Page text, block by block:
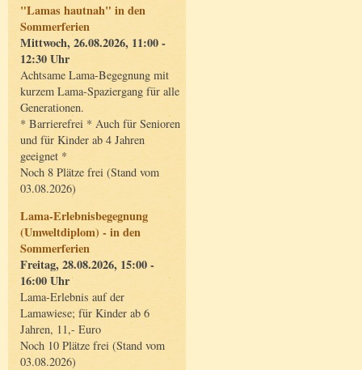
"Lamas hautnah" in den
Sommerferien
Mittwoch, 26.08.2026, 11:00 -
12:30 Uhr
Achtsame Lama-Begegnung mit
kurzem Lama-Spaziergang für alle
Generationen.
* Barrierefrei * Auch für Senioren
und für Kinder ab 4 Jahren
geeignet *
Noch 8 Plätze frei (Stand vom
03.08.2026)
Lama-Erlebnisbegegnung
(Umweltdiplom) - in den
Sommerferien
Freitag, 28.08.2026, 15:00 -
16:00 Uhr
Lama-Erlebnis auf der
Lamawiese; für Kinder ab 6
Jahren, 11,- Euro
Noch 10 Plätze frei (Stand vom
03.08.2026)